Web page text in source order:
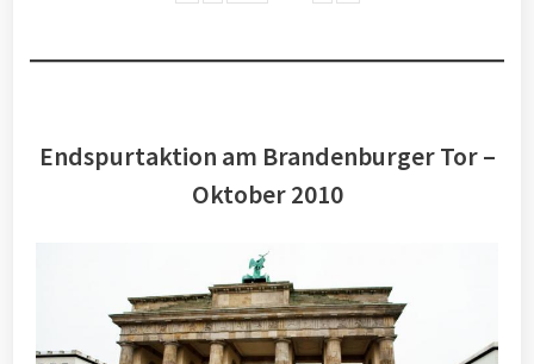
Endspurtaktion am Brandenburger Tor –
Oktober 2010